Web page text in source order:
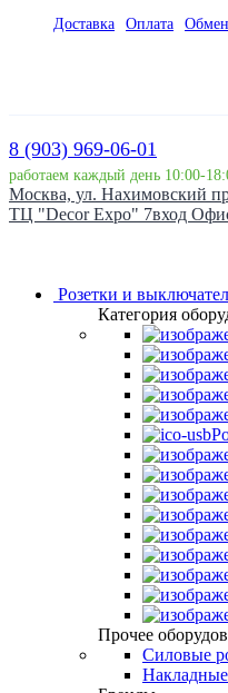
Доставка Оплата
8 (903) 969-06-01
работаем каждый день 10:00-
Москва, ул. Нахимовский
ТЦ "Decor Expo" 7вход
Розетки и
Категория
Прочее
Силовые
Накладные